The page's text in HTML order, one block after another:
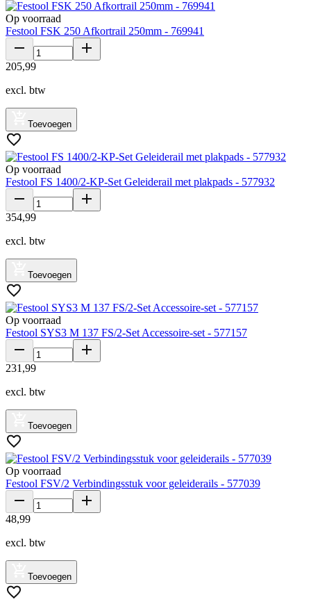
Op voorraad
Festool FSK 250 Afkortrail 250mm - 769941
205,99
excl. btw
Toevoegen
Op voorraad
Festool FS 1400/2-KP-Set Geleiderail met plakpads - 577932
354,99
excl. btw
Toevoegen
Op voorraad
Festool SYS3 M 137 FS/2-Set Accessoire-set - 577157
231 ,99
excl. btw
Toevoegen
Op voorraad
Festool FSV/2 Verbindingsstuk voor geleiderails - 577039
48,99
excl. btw
Toevoegen